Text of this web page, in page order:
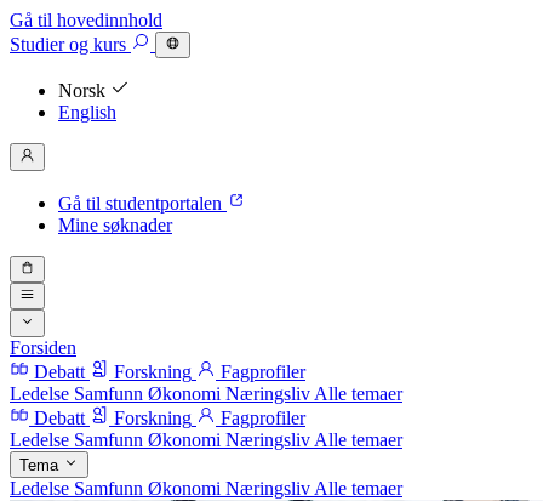
Gå til hovedinnhold
Studierog kurs
Norsk
English
Gå til studentportalen
Mine søknader
Forsiden
Debatt
Forskning
Fagprofiler
Ledelse Samfunn Økonomi Næringsliv Alle temaer
Debatt
Forskning
Fagprofiler
Ledelse Samfunn Økonomi Næringsliv Alle temaer
Tema
Ledelse Samfunn Økonomi Næringsliv Alle temaer